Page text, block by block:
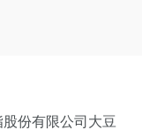
份有限公司大豆